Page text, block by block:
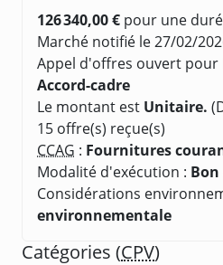
126 340,00 € pour une
Marché notifié le 27/02/
Appel d'offres ouvert pour
Accord-cadre
Le montant est Unitaire.
15 offre(s) reçue(s)
CCAG : Fournitures
Modalité d'exécution :
Considérations
environnementale
Catégories (CPV)